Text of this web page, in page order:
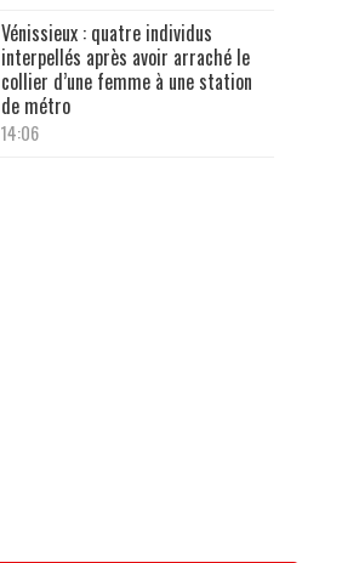
Vénissieux : quatre individus
interpellés après avoir arraché le
collier d’une femme à une station
de métro
14:06